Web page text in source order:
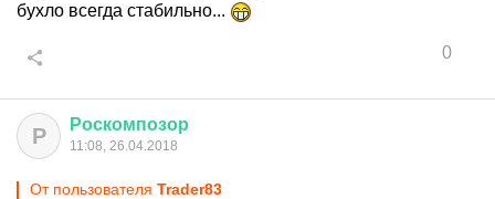
бухло всегда стабильно...
0
Р Роскомпозор
11:08, 26.04.2018
От пользователя Trader83